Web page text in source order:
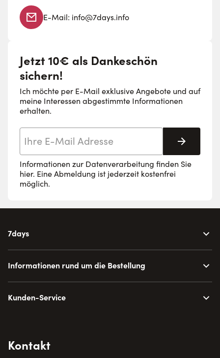
E-Mail: info@7days.info
Jetzt 10€ als Dankeschön
sichern!
Ich möchte per E-Mail exklusive Angebote und auf
meine Interessen abgestimmte Informationen
erhalten.
Informationen zur Datenverarbeitung finden Sie
hier. Eine Abmeldung ist jederzeit kostenfrei
möglich.
7days
Informationen rund um die Bestellung
Kunden-Service
Kontakt